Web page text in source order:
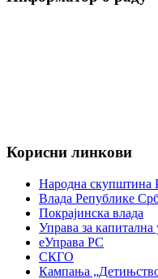
Корисни линкови
Народна скупштина
Влада Републике
Покрајинска влада
Управа за
еУправа РС
СКГО
Кампања